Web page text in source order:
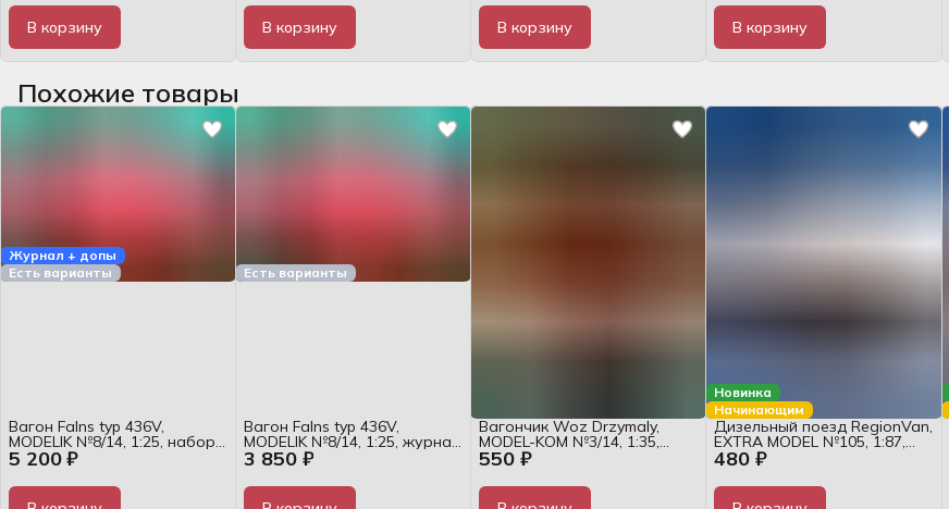
В корзину В корзину В корзину В корзину
Похожие товары
Журнал + допы
Есть варианты
5 200 ₽
Вагон Falns typ 436V,
MODELIK №8/14, 1:25, набор
для сборки
Есть варианты
3 850 ₽
Вагон Falns typ 436V,
MODELIK №8/14, 1:25, журнал
для сборки 550 ₽
Вагончик Woz Drzymaly,
MODEL-KOM №3/14, 1:35,
журнал
Новинка
Начинающим
480 ₽
Дизельный поезд RegionVan,
EXTRA MODEL №105, 1:87,
журнал